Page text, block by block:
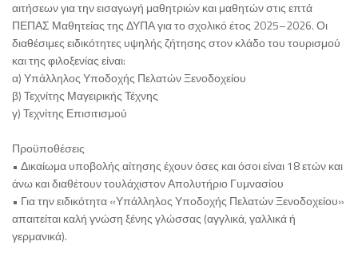
αιτήσεων για την εισαγωγή μαθητριών και μαθητών στις επτά
ΠΕΠΑΣ Μαθητείας της ΔΥΠΑ για το σχολικό έτος 2025–2026. Οι
διαθέσιμες ειδικότητες υψηλής ζήτησης στον κλάδο του τουρισμού
και της φιλοξενίας είναι:
α) Υπάλληλος Υποδοχής Πελατών Ξενοδοχείου
β) Τεχνίτης Μαγειρικής Τέχνης
γ) Τεχνίτης Επισιτισμού
Προϋποθέσεις
• Δικαίωμα υποβολής αίτησης έχουν όσες και όσοι είναι 18 ετών και
άνω και διαθέτουν τουλάχιστον Απολυτήριο Γυμνασίου
• Για την ειδικότητα «Υπάλληλος Υποδοχής Πελατών Ξενοδοχείου»
απαιτείται καλή γνώση ξένης γλώσσας (αγγλικά, γαλλικά ή
γερμανικά).